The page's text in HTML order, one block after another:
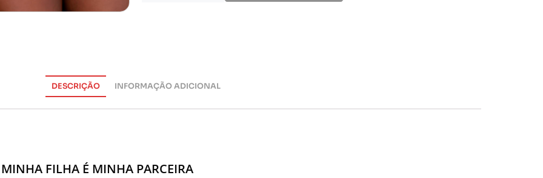
DESCRIÇÃO INFORMAÇÃO ADICIONAL
FILHA É MINHA PARCEIRA